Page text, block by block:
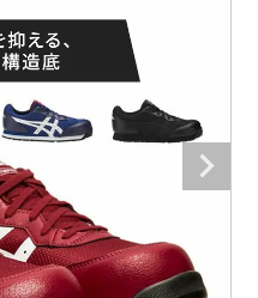
アイトス株式会社
ジーベック
桑和
クレヒフク